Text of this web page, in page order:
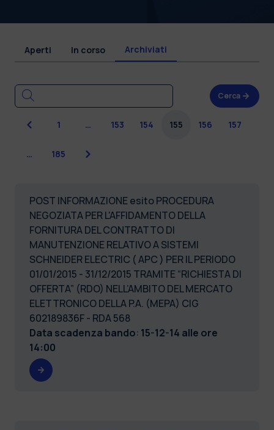
Aperti In corso Archiviati
Cerca
Precedente
1 … 153 154 155 156 157
… 185 Successiva
POST INFORMAZIONE esito PROCEDURA
NEGOZIATA PER L'AFFIDAMENTO DELLA
FORNITURA DEL CONTRATTO DI
MANUTENZIONE RELATIVO A SISTEMI
SCHNEIDER ELECTRIC ( APC ) PER IL PERIODO
01/01/2015 - 31/12/2015 TRAMITE “RICHIESTA DI
OFFERTA” (RDO) NELL’AMBITO DEL MERCATO
ELETTRONICO DELLA P.A. (MEPA) CIG
602189836F - RDA 568
Data scadenza bando: 15-12-14 alle ore
14:00